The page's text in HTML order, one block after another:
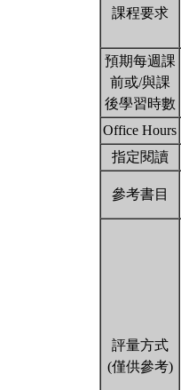
課程要求
預期每週課
前或/與課
後學習時數
Office Hours
指定閱讀
參考書目
評量方式
(僅供參考)